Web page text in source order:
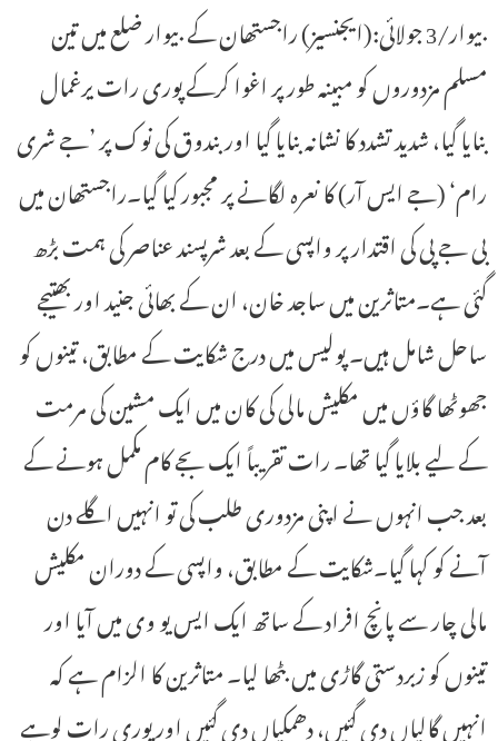
بیوار/3 جولائی:(ایجنسیز) راجستھان کے بیوار ضلع میں تین
مسلم مزدوروں کو مبینہ طور پر اغوا کرکے پوری رات یرغمال
بنایا گیا، شدید تشدد کا نشانہ بنایا گیا اور بندوق کی نوک پر ’جے شری
رام‘ (جے ایس آر) کا نعرہ لگانے پر مجبور کیا گیا۔راجستھان میں
بی جے پی کی اقتدار پر واپسی کے بعد شرپسند عناصر کی ہمت بڑھ
گئی ہے۔متاثرین میں ساجد خان، ان کے بھائی جنید اور بھتیجے
ساحل شامل ہیں۔ پولیس میں درج شکایت کے مطابق، تینوں کو
جھوٹھا گاؤں میں مکلیش مالی کی کان میں ایک مشین کی مرمت
کے لیے بلایا گیا تھا۔ رات تقریباً ایک بجے کام مکمل ہونے کے
بعد جب انہوں نے اپنی مزدوری طلب کی تو انہیں اگلے دن
آنے کو کہا گیا۔شکایت کے مطابق، واپسی کے دوران مکلیش
مالی چار سے پانچ افراد کے ساتھ ایک ایس یو وی میں آیا اور
تینوں کو زبردستی گاڑی میں بٹھا لیا۔ متاثرین کا الزام ہے کہ
انہیں گالیاں دی گئیں، دھمکیاں دی گئیں اور پوری رات لوہے